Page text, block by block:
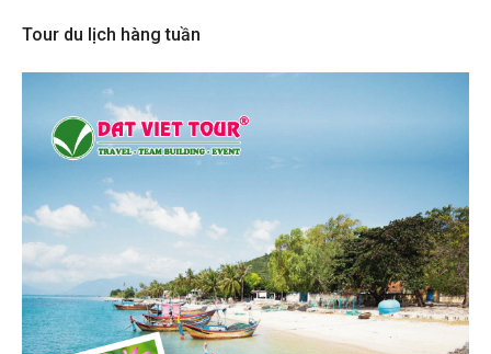
Tour du lịch hàng tuần